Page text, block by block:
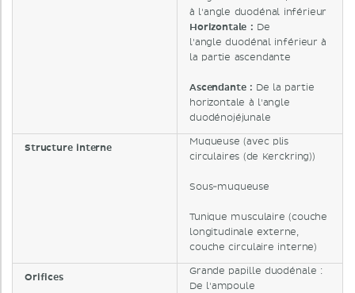
à l'angle duodénal inférieur
Horizontale : De
l'angle duodénal inférieur à
la partie ascendante
Ascendante : De la partie
horizontale à l'angle
duodénojéjunale
Structure interne
Muqueuse (avec plis
circulaires (de Kerckring))
Sous-muqueuse
Tunique musculaire (couche
longitudinale externe,
couche circulaire interne)
Orifices
Grande papille duodénale :
De l'ampoule